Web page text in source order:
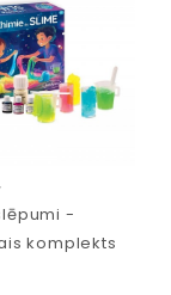
-
komplekts